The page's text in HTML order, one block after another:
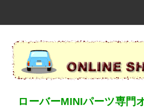
ローバーMINIパーツ専門